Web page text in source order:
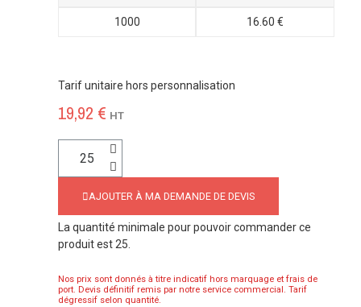
1000 16.60 €
Tarif unitaire hors personnalisation
19,92 € HT
AJOUTER À MA DEMANDE DE DEVIS
La quantité minimale pour pouvoir commander ce
produit est 25.
Nos prix sont donnés à titre indicatif hors marquage et frais de
port. Devis définitif remis par notre service commercial. Tarif
dégressif selon quantité.